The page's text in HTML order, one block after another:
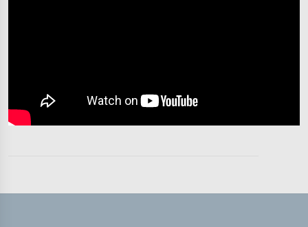
تفسیر قرآن سورہ ‎فصلت